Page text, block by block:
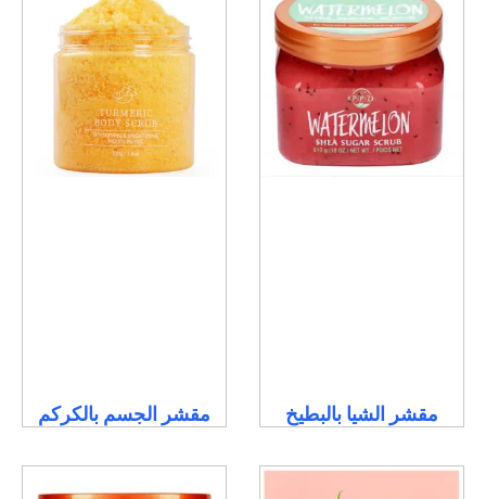
مقشر الشيا بالبطيخ مقشر الجسم بالكركم